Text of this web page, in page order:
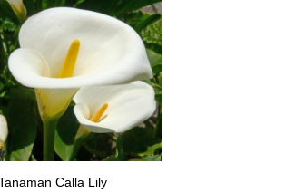
Calla Lily